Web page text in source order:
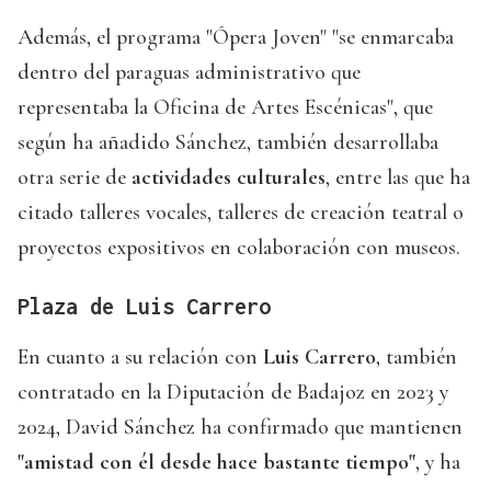
Además, el programa "Ópera Joven" "se enmarcaba
dentro del paraguas administrativo que
representaba la Oficina de Artes Escénicas", que
según ha añadido Sánchez, también desarrollaba
otra serie de actividades culturales, entre las que ha
citado talleres vocales, talleres de creación teatral o
proyectos expositivos en colaboración con museos.
Plaza de Luis Carrero
En cuanto a su relación con Luis Carrero, también
contratado en la Diputación de Badajoz en 2023 y
2024, David Sánchez ha confirmado que mantienen
"amistad con él desde hace bastante tiempo", y ha